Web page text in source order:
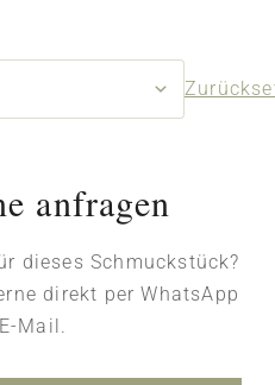
anfragen
dieses Schmuckstück?
direkt per WhatsApp
Mail.